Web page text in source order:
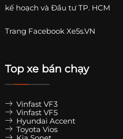
kế hoạch và Đầu tư TP. HCM
Trang Facebook Xe5s.VN
Top xe bán chạy
Vinfast VF3
Vinfast VF5
Hyundai Accent
Toyota Vios